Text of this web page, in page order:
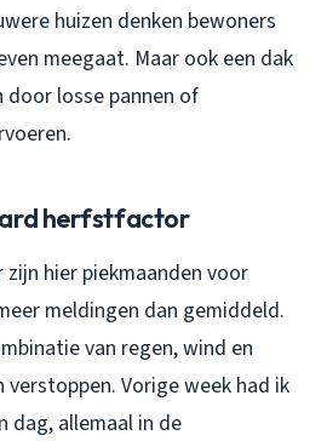
huizen denken bewoners
meegaat. Maar ook een dak
door losse pannen of
herfstfactor
hier piekmaanden voor
meldingen dan gemiddeld.
van regen, wind en
Vorige week had ik
dag, allemaal in de